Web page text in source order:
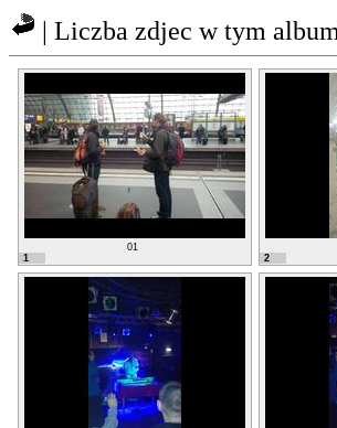
| Liczba zdjec w tym
01
1
2